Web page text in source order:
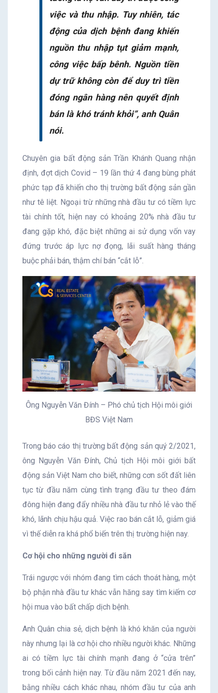
việc và thu nhập. Tuy nhiên, tác
động của dịch bệnh đang khiến
nguồn thu nhập tụt giảm mạnh,
công việc bấp bênh. Nguồn tiền
dự trữ không còn để duy trì tiền
đóng ngân hàng nên quyết định
bán là khó tránh khỏi”, anh Quân
nói.
Chuyên gia bất động sản Trần Khánh Quang nhận
định, đợt dịch Covid – 19 lần thứ 4 đang bùng phát
phức tạp đã khiến cho thị trường bất động sản gần
như tê liệt. Ngoại trừ những nhà đầu tư có tiềm lực
tài chính tốt, hiện nay có khoảng 20% nhà đầu tư
đang gặp khó, đặc biệt những ai sử dụng vốn vay
đứng trước áp lực nợ đọng, lãi suất hàng tháng
buộc phải bán, thậm chí bán “cắt lỗ”.
Ông Nguyễn Văn Đính – Phó chủ tịch Hội môi giới
BĐS Việt Nam
Trong báo cáo thị trường bất động sản quý 2/2021,
ông Nguyễn Văn Đính, Chủ tịch Hội môi giới bất
động sản Việt Nam cho biết, những cơn sốt đất liên
tục từ đầu năm cùng tình trạng đầu tư theo đám
đông hiện đang đẩy nhiều nhà đầu tư nhỏ lẻ vào thế
khó, lãnh chịu hậu quả. Việc rao bán cắt lỗ, giảm giá
vì thế diễn ra khá phổ biến trên thị trường hiện nay.
Cơ hội cho những người đi săn
Trái ngược với nhóm đang tìm cách thoát hàng, một
bộ phận nhà đầu tư khác vẫn hăng say tìm kiếm cơ
hội mua vào bất chấp dịch bệnh.
Anh Quân chia sẻ, dịch bệnh là khó khăn của người
này nhưng lại là cơ hội cho nhiều người khác. Những
ai có tiềm lực tài chính mạnh đang ở “cửa trên”
trong bối cảnh hiện nay. Từ đầu năm 2021 đến nay,
bằng nhiều cách khác nhau, nhóm đầu tư của anh